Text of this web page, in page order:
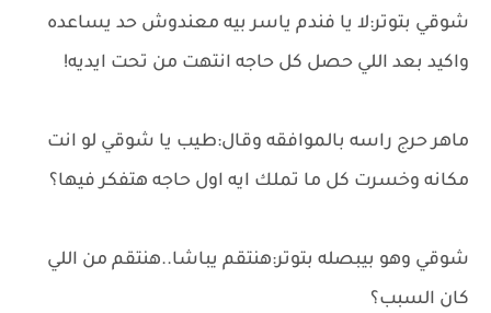
شوقي بتوتر:لا يا فندم ياسر بيه معندوش حد يساعده
واكيد بعد اللي حصل كل حاجه انتهت من تحت ايديه!
ماهر حرج راسه بالموافقه وقال:طيب يا شوقي لو انت
مكانه وخسرت كل ما تملك ايه اول حاجه هتفكر فيها؟
شوقي وهو بيبصله بتوتر:هنتقم يباشا..هنتقم من اللي
كان السبب؟